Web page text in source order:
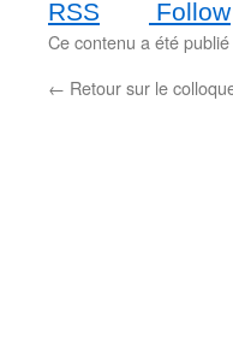
Follow
Ce contenu a été
← Retour sur le